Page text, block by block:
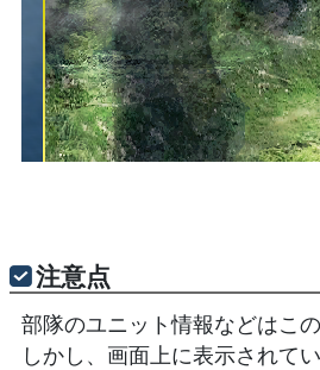
注意点
部隊のユニット情報などはこ
しかし、画面上に表示されて